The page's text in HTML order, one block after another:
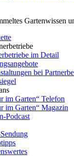
Gartenwissen
im Detail
bei
im Garten“ Telefon
im Garten“ Magazin
Podcast